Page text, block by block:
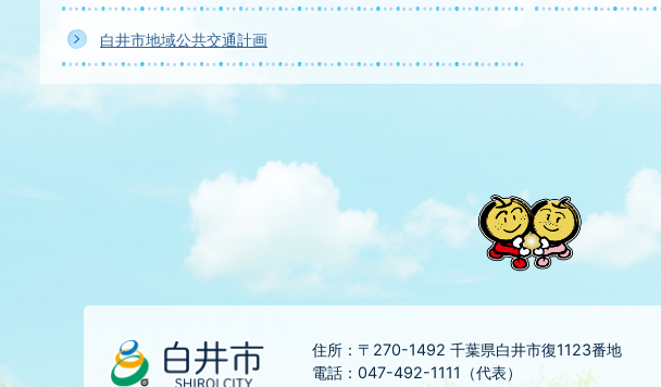
白井市地域公共交通計画
住所：〒270-1492 千葉県白井市復1123番地
電話：047-492-1111（代表）